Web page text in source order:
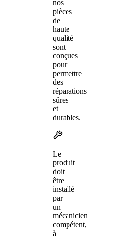
nos
pièces
de
haute
qualité
sont
conçues
pour
permettre
des
réparations
sûres
et
durables.
Le
produit
doit
être
installé
par
un
mécanicien
compétent,
à